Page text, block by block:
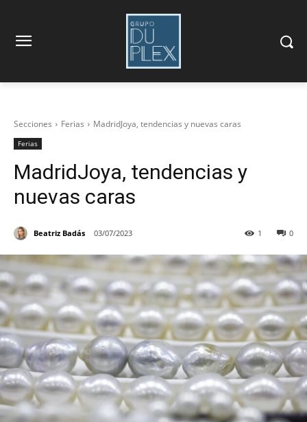
Secciones Ferias MadridJoya, tendencias y nuevas caras
Ferias
MadridJoya, tendencias y
nuevas caras
Beatriz Badás 03/07/2023 0
1